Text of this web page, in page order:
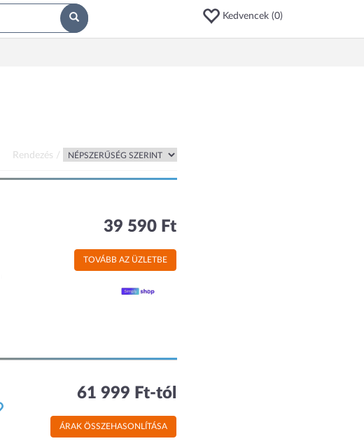
Kedvencek (0)
Rendezés /
39 590 Ft
TOVÁBB AZ ÜZLETBE
61 999 Ft-tól
ÁRAK ÖSSZEHASONLÍTÁSA